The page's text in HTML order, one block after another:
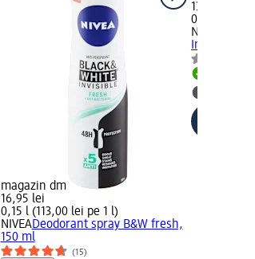
magazin dm
16,95 lei
0,15 l (113,00 lei pe 1 l)
NIVEADeodorant spray B&W fresh,
150 ml
(15)
13,95 lei
0,1 l
NIVEA MEN
Invisible,